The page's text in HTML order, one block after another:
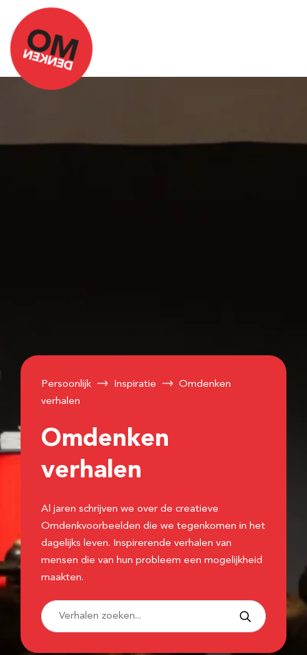
Persoonlijk Inspiratie
Omdenken
verhalen
Omdenken
verhalen
Al jaren schrijven we over de creatieve
Omdenkvoorbeelden die we tegenkomen in het
dagelijks leven. Inspirerende verhalen van
mensen die van hun probleem een mogelijkheid
maakten.